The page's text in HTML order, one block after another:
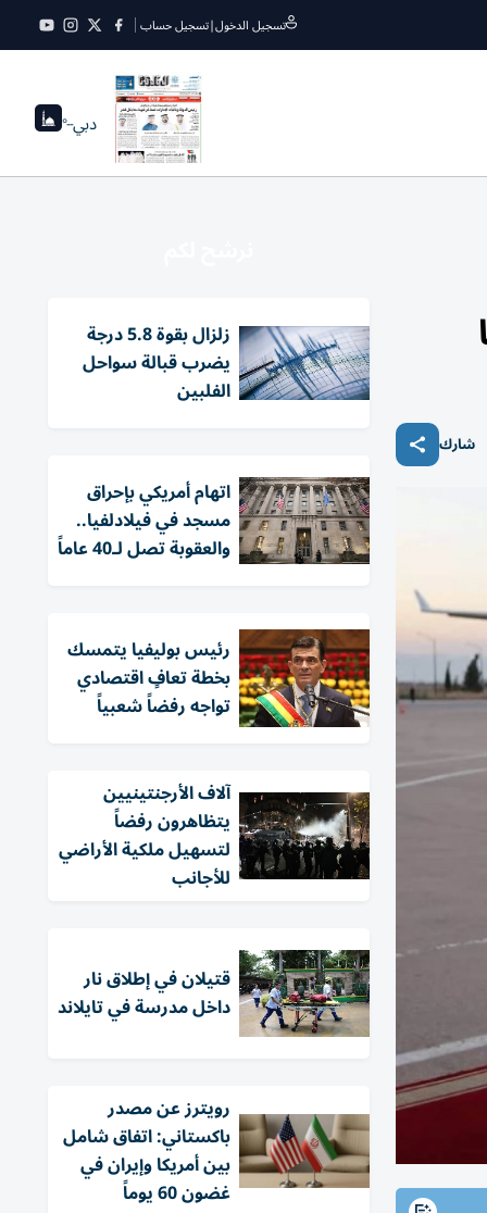
تسجيل الدخول|تسجيل حساب
دبي--°
شارك
زلزال بقوة 5.8 درجة
يضرب قبالة سواحل
الفلبين
اتهام أمريكي بإحراق
مسجد في فيلادلفيا..
والعقوبة تصل لـ40 عاماً
رئيس بوليفيا يتمسك
بخطة تعافٍ اقتصادي
تواجه رفضاً شعبياً
آلاف الأرجنتينيين
يتظاهرون رفضاً
لتسهيل ملكية الأراضي
للأجانب
قتيلان في إطلاق نار
داخل مدرسة في تايلاند
‏رويترز عن مصدر
باكستاني: اتفاق شامل
بين أمريكا وإيران في
غضون 60 يوماً